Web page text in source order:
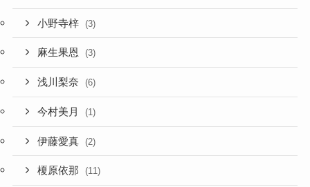
小野寺梓 (3)
麻生果恩 (3)
浅川梨奈 (6)
今村美月 (1)
伊藤愛真 (2)
榎原依那 (11)